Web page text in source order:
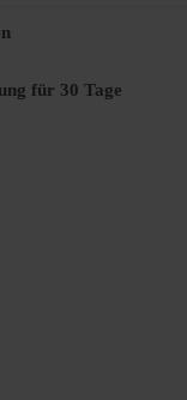
für 30 Tage